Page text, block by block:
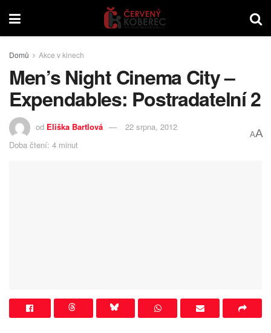
Domů Akce v kinech
Men’s Night Cinema City –
Expendables: Postradatelní 2
od Eliška Bartlová
22 srpna, 2012
Doba čtení: 4 minut
AA